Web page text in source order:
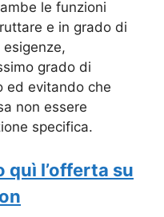
le funzioni
e in grado di
grado di
ed evitando che
non essere
specifica.
l’offerta su